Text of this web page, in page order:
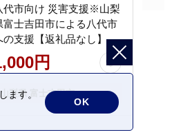
代市向け 災害支援※山梨
富士吉田市による八代市
の支援【返礼品なし】
円
山梨県 富士吉田市
ます。
OK